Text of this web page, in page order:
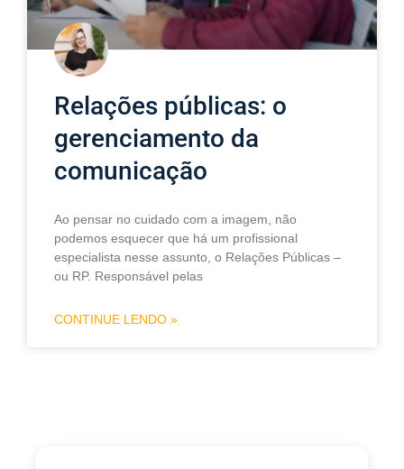
Relações públicas: o
gerenciamento da
comunicação
Ao pensar no cuidado com a imagem, não
podemos esquecer que há um profissional
especialista nesse assunto, o Relações Públicas –
ou RP. Responsável pelas
CONTINUE LENDO »